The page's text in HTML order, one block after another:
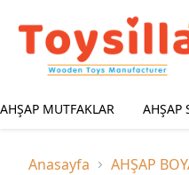
AHŞAP MUTFAKLAR AHŞAP
Anasayfa AHŞAP